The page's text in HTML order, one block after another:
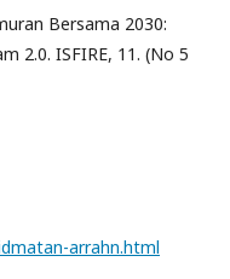
Bersama 2030:
2.0. ISFIRE, 11. (No 5
arrahn.html